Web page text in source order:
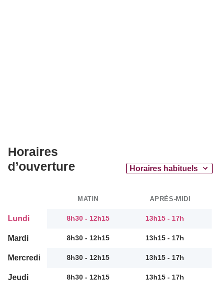
Horaires
d’ouverture
MATIN APRÈS-MIDI
Lundi 8h30 - 12h15 13h15 - 17h
Mardi 8h30 - 12h15 13h15 - 17h
Mercredi 8h30 - 12h15 13h15 - 17h
Jeudi 8h30 - 12h15 13h15 - 17h